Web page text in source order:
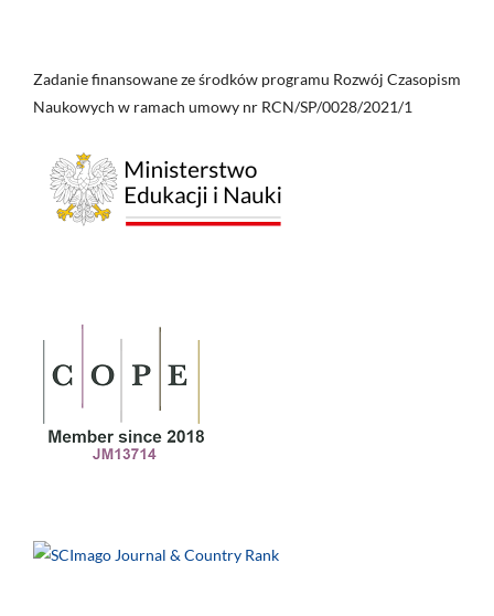
Zadanie finansowane ze środków programu Rozwój Czasopism
Naukowych w ramach umowy nr RCN/SP/0028/2021/1